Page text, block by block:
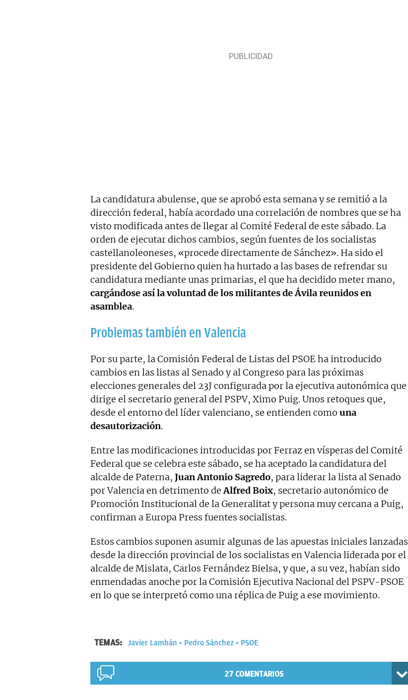
La candidatura abulense, que se aprobó esta semana y se remitió a la
dirección federal, había acordado una correlación de nombres que se ha
visto modificada antes de llegar al Comité Federal de este sábado. La
orden de ejecutar dichos cambios, según fuentes de los socialistas
castellanoleoneses, «procede directamente de Sánchez». Ha sido el
presidente del Gobierno quien ha hurtado a las bases de refrendar su
candidatura mediante unas primarias, el que ha decidido meter mano,
cargándose así la voluntad de los militantes de Ávila reunidos en
asamblea.
Problemas también en Valencia
Por su parte, la Comisión Federal de Listas del PSOE ha introducido
cambios en las listas al Senado y al Congreso para las próximas
elecciones generales del 23J configurada por la ejecutiva autonómica que
dirige el secretario general del PSPV, Ximo Puig. Unos retoques que,
desde el entorno del líder valenciano, se entienden como una
desautorización.
Entre las modificaciones introducidas por Ferraz en vísperas del Comité
Federal que se celebra este sábado, se ha aceptado la candidatura del
alcalde de Paterna, Juan Antonio Sagredo, para liderar la lista al Senado
por Valencia en detrimento deAlfred Boix, secretario autonómico de
Promoción Institucional de la Generalitat y persona muy cercana a Puig,
confirman a Europa Press fuentes socialistas.
Estos cambios suponen asumir algunas de las apuestas iniciales lanzadas
desde la dirección provincial de los socialistas en Valencia liderada por el
alcalde de Mislata, Carlos Fernández Bielsa, y que, a su vez, habían sido
enmendadas anoche por la Comisión Ejecutiva Nacional del PSPV-PSOE
en lo que se interpretó como una réplica de Puig a ese movimiento.
TEMAS: Javier Lambán Pedro Sánchez PSOE
27COMENTARIOS